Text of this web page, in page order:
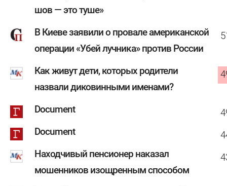
шов — это туше»
В Киеве заявили о провале американской
операции «Убей лучника» против России
Как живут дети, которых родители
назвали диковинными именами?
Document
Document
Находчивый пенсионер наказал
мошенников изощренным способом